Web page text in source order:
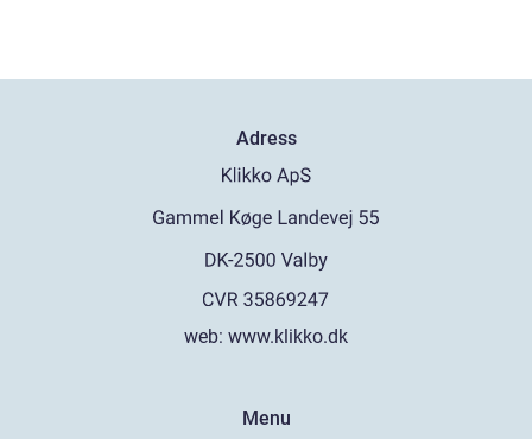
Adress
web: www.klikko.dk
Menu